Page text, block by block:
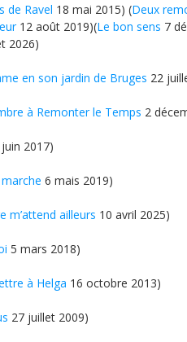
de Ravel 18 mai 2015) (Deux
12 août 2019)(Le bon sens 7
2026)
en son jardin de Bruges 22
à Remonter le Temps 2
2017)
6 mais 2019)
m’attend ailleurs 10 avril 2025)
5 mars 2018)
à Helga 16 octobre 2013)
27 juillet 2009)